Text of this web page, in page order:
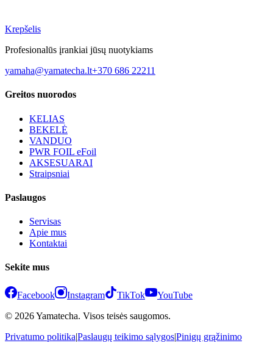
Krepšelis
Profesionalūs įrankiai jūsų nuotykiams
yamaha@yamatecha.lt+370 686 22211
Greitos nuorodos
KELIAS
BEKELĖ
VANDUO
PWR FOIL eFoil
AKSESUARAI
Straipsniai
Paslaugos
Servisas
Apie mus
Kontaktai
Sekite mus
Facebook Instagram TikTok
YouTube
© 2026 Yamatecha. Visos teisės saugomos.
Privatumo politika|Paslaugų teikimo sąlygos|Pinigų grąžinimo